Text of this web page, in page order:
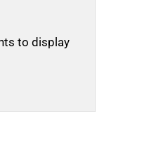
to display